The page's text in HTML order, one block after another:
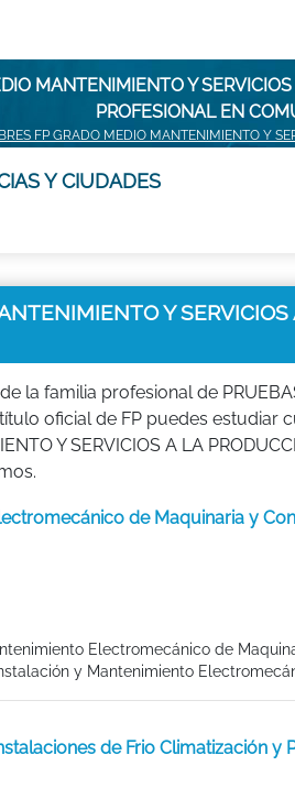
MANTENIMIENTO Y
PROFESIONAL EN
FP GRADO MEDIO MANTENIMIENTO Y
Y CIUDADES
Y
familia profesional de
título oficial de FP puedes
Y SERVICIOS A LA
de Maquinaria y
Electromecánico de
y Mantenimiento
de Frio Climatización y